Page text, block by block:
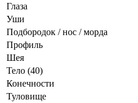
Глаза
Уши
Подбородок / нос / морда
Профиль
Шея
Тело (40)
Конечности
Туловище